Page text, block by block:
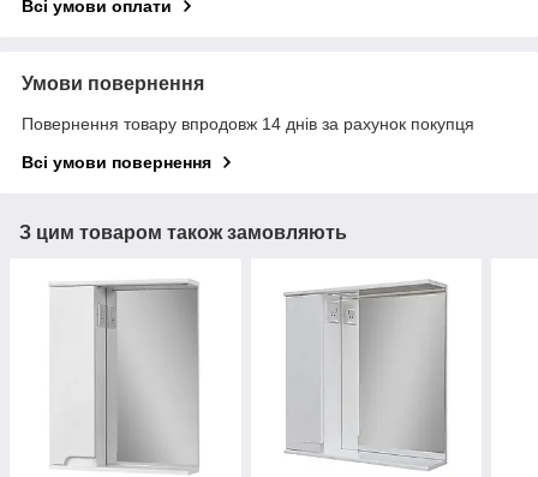
Всі умови оплати
Умови повернення
Повернення товару впродовж 14 днів за рахунок покупця
Всі умови повернення
З цим товаром також замовляють